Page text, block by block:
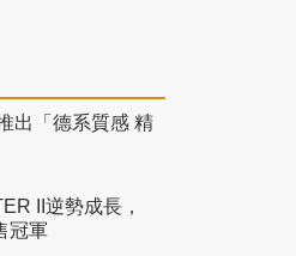
出「德系質感 精
II逆勢成長，
冠軍